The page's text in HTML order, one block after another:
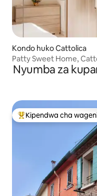
Kondo huko Cattolica
Patty Sweet Home,
Nyumba za
Kipendwa maarufu cha
Kipendwa cha